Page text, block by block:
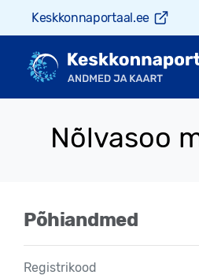
Keskkonnaportaal.ee
Nõlvasoo
Põhiandmed
Registrikood